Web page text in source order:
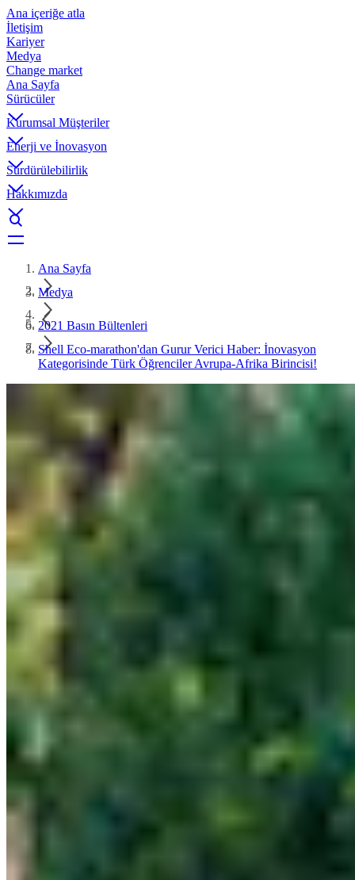
Ana içeriğe atla
İletişim
Kariyer
Medya
Change market
Ana Sayfa
Sürücüler
Kurumsal Müşteriler
Enerji ve İnovasyon
Sürdürülebilirlik
Hakkımızda
Ana Sayfa
Medya
2021 Basın Bültenleri
Shell Eco-marathon'dan Gurur Verici Haber: İnovasyon
Kategorisinde Türk Öğrenciler Avrupa-Afrika Birincisi!